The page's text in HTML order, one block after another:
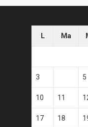
L Ma
3 5
10 11
17 18